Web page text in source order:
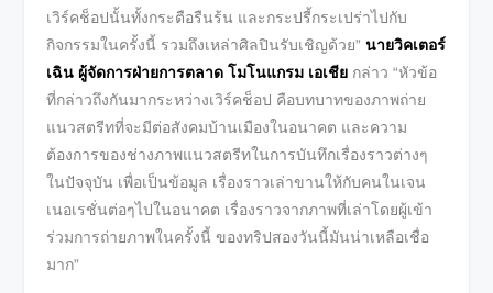
เวิร์คช็อปนั้นทั้งกระตือรืนร้น และกระปรี้กระเปร่าไปกับ
กิจกรรมในครั้งนี้ รวมถึงเหล่าศิลปินรับเชิญด้วย”นายวิคเตอร์
เฉิน ผู้จัดการฝ่ายการตลาด โมโนแกรม เอเชีย กล่าว “หัวข้อ
ที่กล่าวถึงกันมากระหว่างเวิร์คช็อป คือบทบาทของภาพถ่าย
แนวสตรีทที่จะมีต่อสังคมบ้านเมืองในอนาคต และความ
ต้องการของช่างภาพแนวสตรีทในการบันทึกเรื่องราวต่างๆ
ในปัจจุบัน เพื่อเป็นข้อมูล เรื่องราวเล่าขานให้กับคนในเจน
เนอเรชั่นต่อๆไปในอนาคต เรื่องราวจากภาพที่เล่าโดยผู้เข้า
ร่วมการถ่ายภาพในครั้งนี้ ของทริปสองวันนี้มันน่าเหลือเชื่อ
มาก”